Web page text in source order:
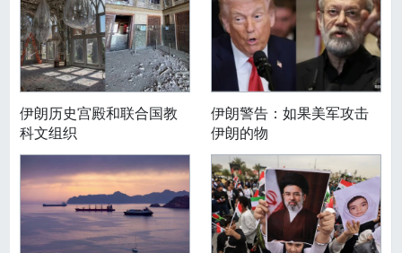
伊朗历史宫殿和联合国教
科文组织
伊朗警告：如果美军攻击
伊朗的物